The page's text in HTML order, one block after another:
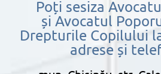
Poți sesiza
și Avocatul
Drepturile Copilului
adrese și